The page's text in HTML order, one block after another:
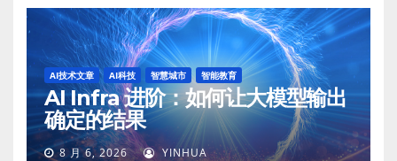
AI技术文章 AI科技 智慧城市 智能教育
AI Infra 进阶：如何让大模型输出
确定的结果
8 月 6, 2026 YINHUA